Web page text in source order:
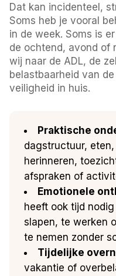
Dat kan incidenteel,
Soms heb je vooral
in de week. Soms is
de ochtend, avond of
wij naar de ADL, de
belastbaarheid van
veiligheid in huis.
Praktische
dagstructuur,
herinneren,
afspraken of
Emotionele
heeft ook tijd
slapen, te werken
te nemen zonder
Tijdelijke
vakantie of